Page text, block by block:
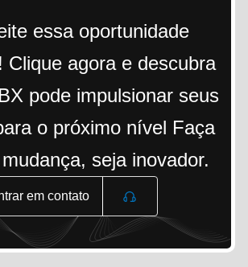
essa oportunidade
Clique agora e descubra
pode impulsionar seus
o próximo nível Faça
seja inovador.
em contato